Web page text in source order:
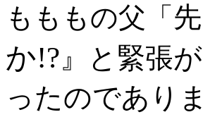
もももの父「
か!? 』と緊張
ったのであり